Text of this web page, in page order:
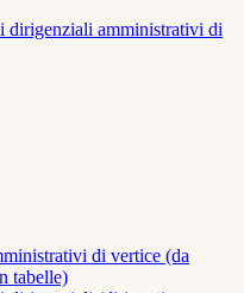
dirigenziali amministrativi di
di vertice (da
tabelle)